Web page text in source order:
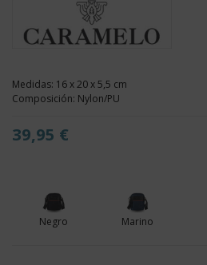
Medidas: 16 x 20 x 5,5 cm
Composición: Nylon/PU
39,95 €
Negro Marino